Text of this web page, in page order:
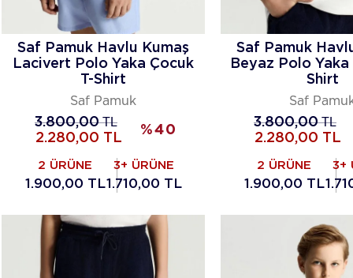
Saf Pamuk Havlu Kumaş
Lacivert Polo Yaka Çocuk
T-Shirt
Saf Pamuk
3.800,00TL
2.280,00 TL
%40
2 ÜRÜNE
1.900,00 TL
3+ ÜRÜNE
1.710,00 TL
Saf Pamuk
Beyaz Polo Yaka
Shirt
Saf
3.800,00TL
2.280,00 TL
2 ÜRÜNE
1.900,00 TL
3+